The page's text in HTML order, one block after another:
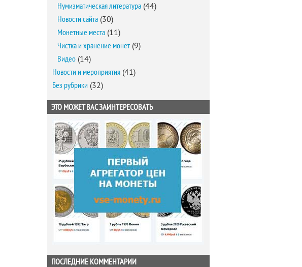
Нумизматическая литература (44)
Новости сайта (30)
Монетные места (11)
Чистка и хранение монет(9)
Видео (14)
Новости и мероприятия (41)
Без рубрики (32)
ЭТО МОЖЕТ ВАС ЗАИНТЕРЕСОВАТЬ
ПОСЛЕДНИЕ КОММЕНТАРИИ